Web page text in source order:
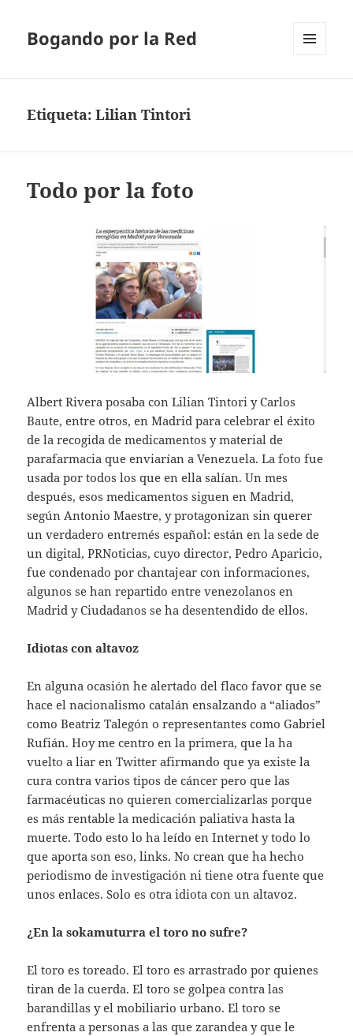
Bogando por la Red
Etiqueta:Lilian Tintori
Todo por la foto
Albert Rivera posaba con Lilian Tintori y Carlos
Baute, entre otros, en Madrid para celebrar el éxito
de la recogida de medicamentos y material de
parafarmacia que enviarían a Venezuela. La foto fue
usada por todos los que en ella salían. Un mes
después, esos medicamentos siguen en Madrid,
según Antonio Maestre, y protagonizan sin querer
un verdadero entremés español: están en la sede de
un digital, PRNoticias, cuyo director, Pedro Aparicio,
fue condenado por chantajear con informaciones,
algunos se han repartido entre venezolanos en
Madrid y Ciudadanos se ha desentendido de ellos.
Idiotas con altavoz
En alguna ocasión he alertado del flaco favor que se
hace el nacionalismo catalán ensalzando a “aliados”
como Beatriz Talegón o representantes como Gabriel
Rufián. Hoy me centro en la primera, que la ha
vuelto a liar en Twitter afirmando que ya existe la
cura contra varios tipos de cáncer pero que las
farmacéuticas no quieren comercializarlas porque
es más rentable la medicación paliativa hasta la
muerte. Todo esto lo ha leído en Internet y todo lo
que aporta son eso, links. No crean que ha hecho
periodismo de investigación ni tiene otra fuente que
unos enlaces. Solo es otra idiota con un altavoz.
¿En la sokamuturra el toro no sufre?
El toro es toreado. El toro es arrastrado por quienes
tiran de la cuerda. El toro se golpea contra las
barandillas y el mobiliario urbano. El toro se
enfrenta a personas a las que zarandea y que le